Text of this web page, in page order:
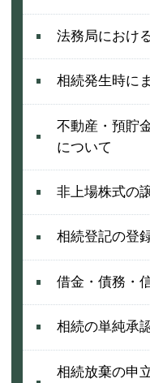
法務局におけ
相続発生時に
不動産・預貯
について
非上場株式の
相続登記の登
借金・債務・
相続の単純承
相続放棄の申